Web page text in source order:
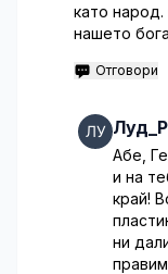
като народ.
нашето
Отговори
Абе,
и на
край!
ни